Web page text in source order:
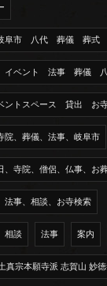
阜市 八代 葬儀 葬式
ベント 法事 葬儀
ントスペース 貸出 お
院、葬儀、法事、岐阜市
、寺院、僧侶、仏事、お
法事、相談、お寺検索
談 法事 案内
真宗本願寺派 志賀山 妙